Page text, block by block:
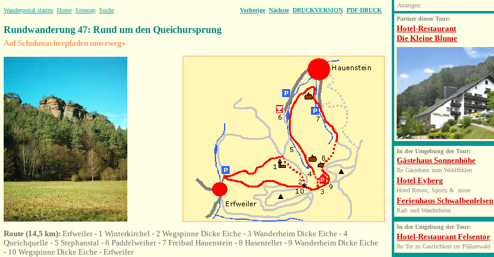
Wanderportal starten Home Sitemap Suche Vorherige Nächste DRUCKVERSION PDF-DRUCK
Rundwanderung 47: Rund um den Queichursprung
Auf Schuhmacherpfaden unterwegs
Route (14,5 km): Erfweiler - 1 Winterkirchel - 2 Wegspinne Dicke Eiche - 3 Wanderheim Dicke Eiche - 4
Queichquelle - 5 Stephanstal - 6 Paddelweiher - 7 Freibad Hauenstein - 8 Hasenteller - 9 Wanderheim Dicke Eiche
- 10 Wegspinne Dicke Eiche - Erfweiler
Anzeigen:
Partner dieser Tour:
Hotel-Restaurant
Die Kleine Blume
In der Umgebung der Tour:
Gästehaus Sonnenhöhe
Ihr Gästehaus zum Wohlfühlen
Hotel Eyberg
Hotel Resort, Sports & more
Ferienhaus Schwalbenfelsen
Rad- und Wanderheim
In der Umgebung der Tour:
Hotel-Restaurant Felsentor
Ihr Tor zu Gastlichkeit im Pfälzerwald